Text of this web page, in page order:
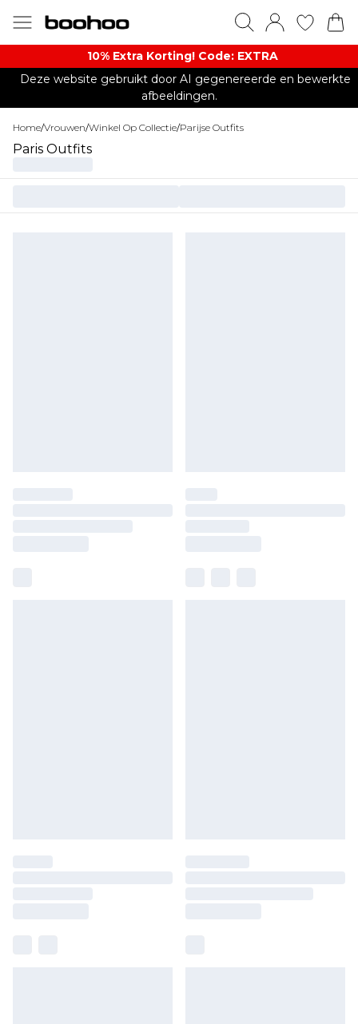
10% Extra Korting! Code: EXTRA​
Deze website gebruikt door AI gegenereerde en bewerkte
afbeeldingen.
Home/Vrouwen/Winkel Op Collectie/Parijse Outfits
Paris Outfits